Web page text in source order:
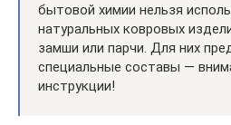
бытовой химии нельзя
натуральных ковровых
замши или парчи. Для них
специальные составы —
инструкции!